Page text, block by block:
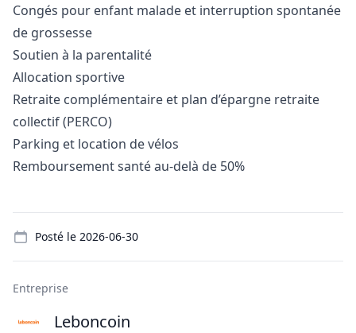
Congés pour enfant malade et interruption spontanée
de grossesse
Soutien à la parentalité
Allocation sportive
Retraite complémentaire et plan d’épargne retraite
collectif (PERCO)
Parking et location de vélos
Remboursement santé au-delà de 50%
Posté le 2026-06-30
Entreprise
Leboncoin